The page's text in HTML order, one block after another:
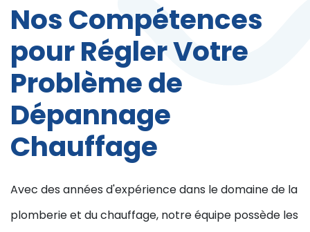
Nos Compétences
pour Régler Votre
Problème de
Dépannage
Chauffage
Avec des années d'expérience dans le domaine de la
plomberie et du chauffage, notre équipe possède les